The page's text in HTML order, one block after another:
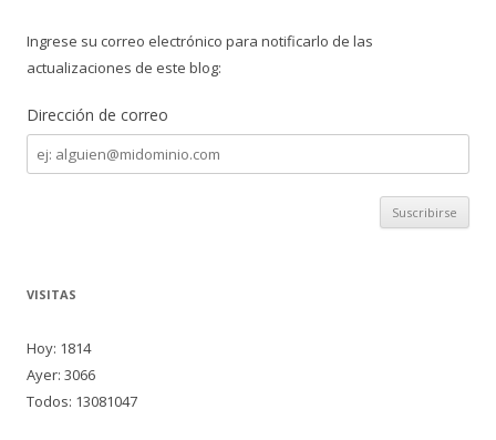
Ingrese su correo electrónico para notificarlo de las
actualizaciones de este blog:
Dirección de correo
Dirección
de
correo
VISITAS
Hoy: 1814
Ayer: 3066
Todos: 13081047